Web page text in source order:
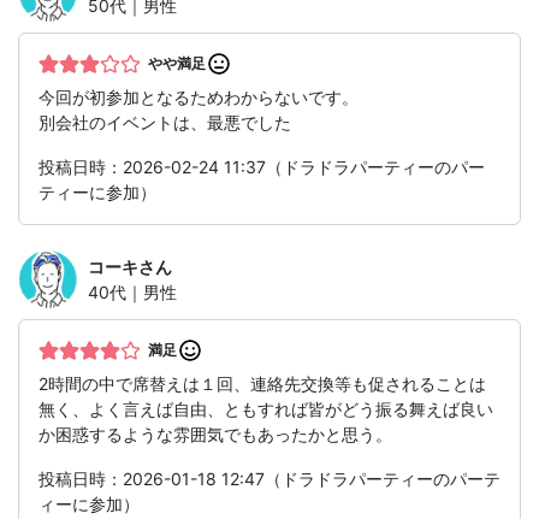
50代｜男性
やや満足
今回が初参加となるためわからないです。
別会社のイベントは、最悪でした
投稿日時：2026-02-24 11:37（ドラドラパーティーのパー
ティーに参加）
コーキさん
40代｜男性
満足
2時間の中で席替えは１回、連絡先交換等も促されることは
無く、よく言えば自由、ともすれば皆がどう振る舞えば良い
か困惑するような雰囲気でもあったかと思う。
投稿日時：2026-01-18 12:47（ドラドラパーティーのパーテ
ィーに参加）